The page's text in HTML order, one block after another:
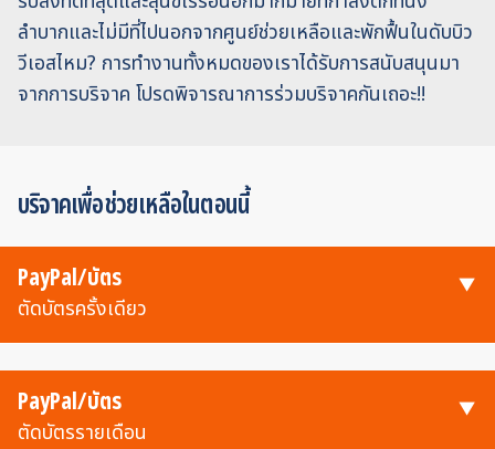
ลำบากและไม่มีที่ไปนอกจากศูนย์ช่วยเหลือและพักฟื้นในดับบิว
วีเอสไหม? การทำงานทั้งหมดของเราได้รับการสนับสนุนมา
จากการบริจาค โปรดพิจารณาการร่วมบริจาคกันเถอะ!!
บริจาคเพื่อช่วยเหลือในตอนนี้
PayPal/บัตร
ตัดบัตรครั้งเดียว
PayPal/บัตร
ตัดบัตรรายเดือน